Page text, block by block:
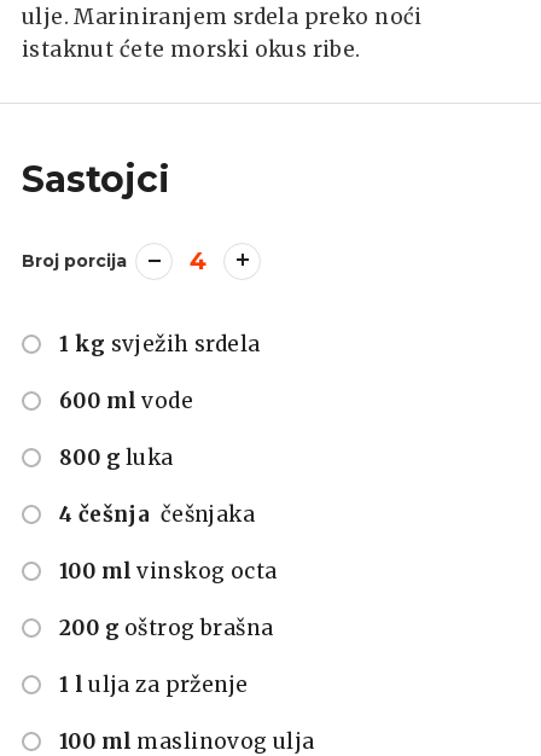
ulje. Mariniranjem srdela preko noći
istaknut ćete morski okus ribe.
Sastojci
Broj porcija 4
1 kg svježih srdela
600 ml vode
800 g luka
4 češnja češnjaka
100 ml vinskog octa
200 g oštrog brašna
1 l ulja za prženje
100 ml maslinovog ulja